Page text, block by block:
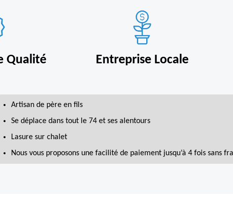
Qualité Entreprise Locale
Artisan de père en fils
Se déplace dans tout le 74 et ses alentours
Lasure sur chalet
Nous vous proposons une facilité de paiement jusqu’à 4 fois sans